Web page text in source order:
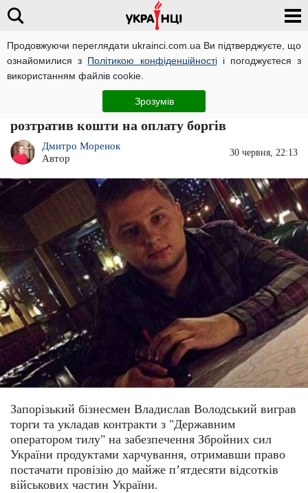
Продовжуючи переглядати ukrainci.com.ua Ви підтверджуєте, що
ознайомилися з Політикою конфіденційностіі погоджуєтеся з
використанням файлів cookie.
Зрозумів
Компромат
Крупний постачальник продуктів
харчування ЗСУ Владислав Володський
розтратив кошти на оплату боргів
Дмитро Моренок
Автор
30 червня, 22:13
Запорізький бізнесмен Владислав Володський виграв
торги та укладав контракти з "Державним
оператором тилу" на забезпечення Збройних сил
України продуктами харчування, отримавши право
постачати провізію до майже п’ятдесяти відсотків
військових частин України.